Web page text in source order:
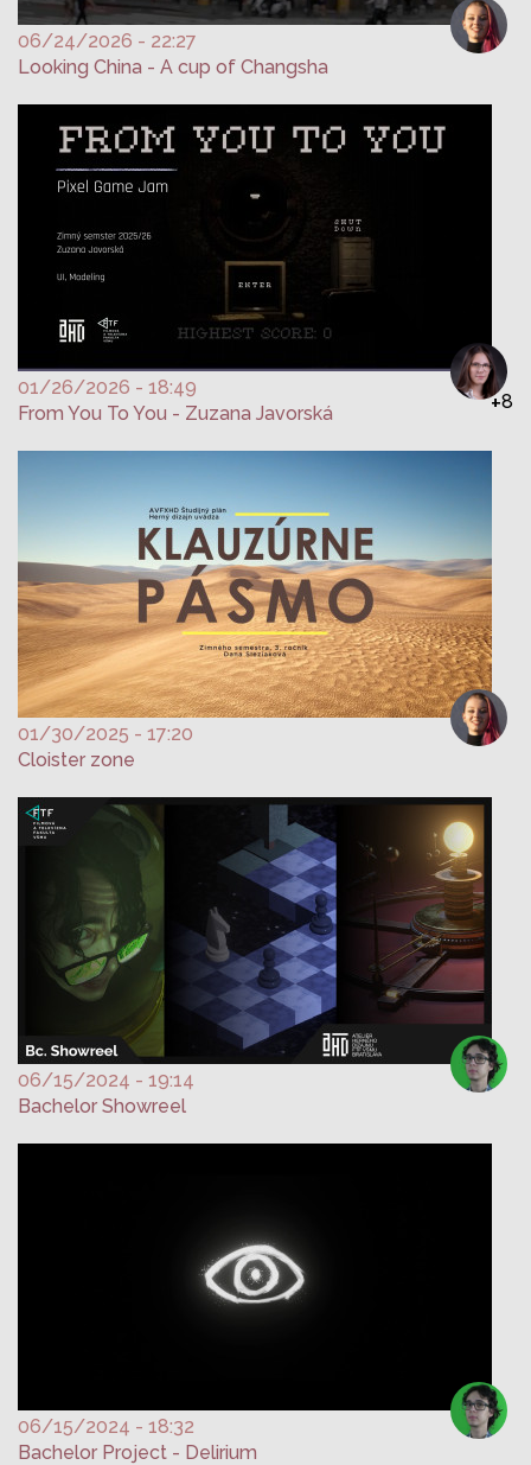
06/24/2026 - 22:27
Looking China - A cup of Changsha
+8
01/26/2026 - 18:49
From You To You - Zuzana Javorská
01/30/2025 - 17:20
Cloister zone
06/15/2024 - 19:14
Bachelor Showreel
06/15/2024 - 18:32
Bachelor Project - Delirium